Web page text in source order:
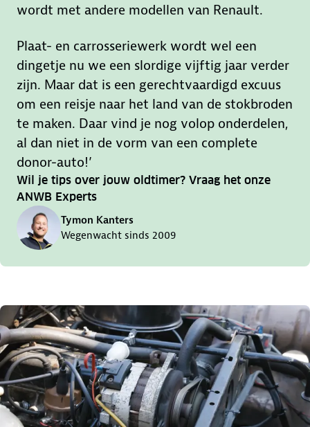
wordt met andere modellen van Renault.
Plaat- en carrosseriewerk wordt wel een
dingetje nu we een slordige vijftig jaar verder
zijn. Maar dat is een gerechtvaardigd excuus
om een reisje naar het land van de stokbroden
te maken. Daar vind je nog volop onderdelen,
al dan niet in de vorm van een complete
donor-auto!’
Wil je tips over jouw oldtimer? Vraag het onze
ANWB Experts
Tymon Kanters
Wegenwacht sinds 2009